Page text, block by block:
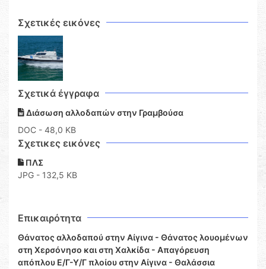
Σχετικές εικόνες
Σχετικά έγγραφα
Διάσωση αλλοδαπών στην Γραμβούσα
DOC - 48,0 KB
Σχετικες εικόνες
ΠΛΣ
JPG - 132,5 KB
Επικαιρότητα
Θάνατος αλλοδαπού στην Αίγινα - Θάνατος λουομένων
στη Χερσόνησο και στη Χαλκίδα - Απαγόρευση
απόπλου Ε/Γ-Υ/Γ πλοίου στην Αίγινα - Θαλάσσια